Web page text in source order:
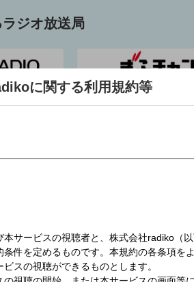
ジオ放送局
ぎふチャン
シティ・タワー43 4階
に関する利用規約等